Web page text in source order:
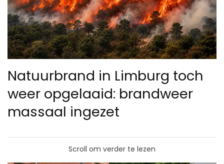
Natuurbrand in Limburg toch
weer opgelaaid: brandweer
massaal ingezet
Scroll om verder te lezen